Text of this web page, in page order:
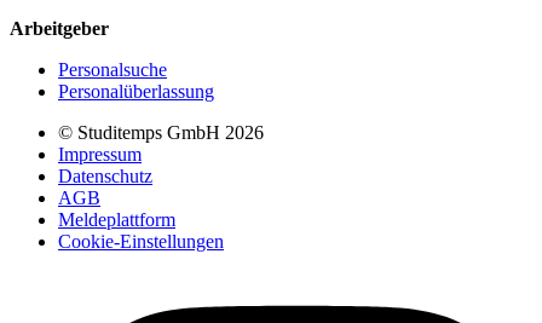
Arbeitgeber
Personalsuche
Personalüberlassung
© Studitemps GmbH 2026
Impressum
Datenschutz
AGB
Meldeplattform
Cookie-Einstellungen